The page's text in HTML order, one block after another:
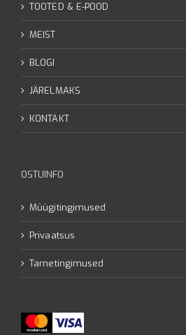
TOOTED & E-POOD
MEIST
BLOGI
JÄRELMAKS
KONTAKT
OSTUINFO
Müügitingimused
Privaatsus
Tarnetingimused